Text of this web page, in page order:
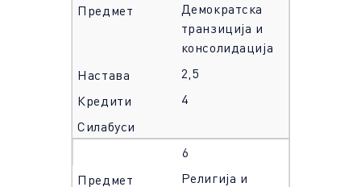
Демократска
транзиција и
консолидација
2,5
4
6
Религија и